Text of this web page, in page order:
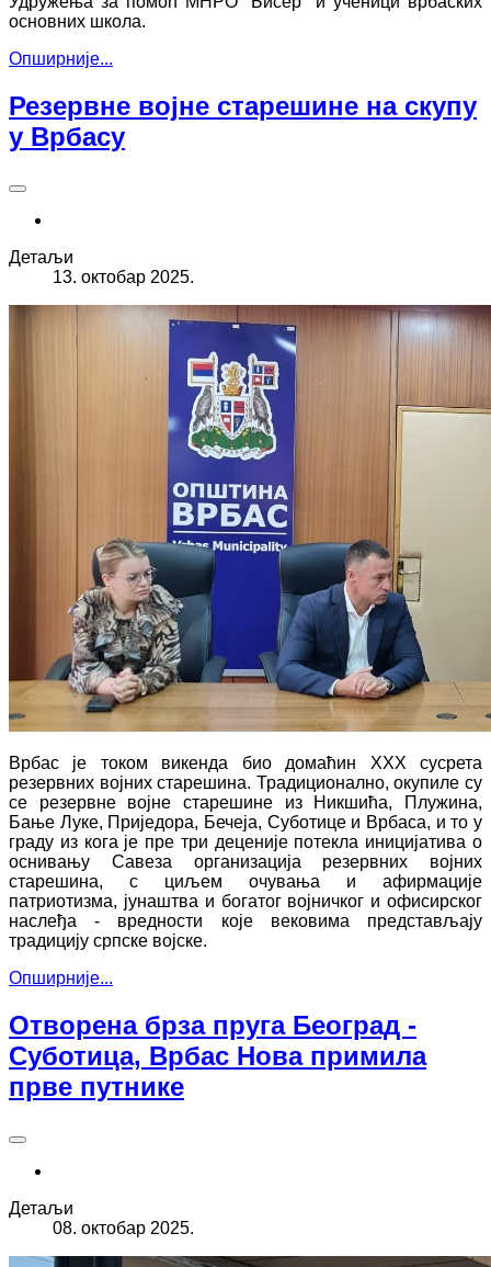
основних школа.
Опширније...
Резервне војне старешине на скупу
у Врбасу
Детаљи
13. октобар 2025.
Врбас је током викенда био домаћин XXX сусрета
резервних војних старешина. Традиционално, окупиле су
се резервне војне старешине из Никшића, Плужина,
Бање Луке, Приједора, Бечеја, Суботице и Врбаса, и то у
граду из кога је пре три деценије потекла иницијатива о
оснивању Савеза организација резервних војних
старешина, с циљем очувања и афирмације
патриотизма, јунаштва и богатог војничког и офисирског
наслеђа - вредности које вековима представљају
традицију српске војске.
Опширније...
Отворена брза пруга Београд -
Суботица, Врбас Нова примила
прве путнике
Детаљи
08. октобар 2025.